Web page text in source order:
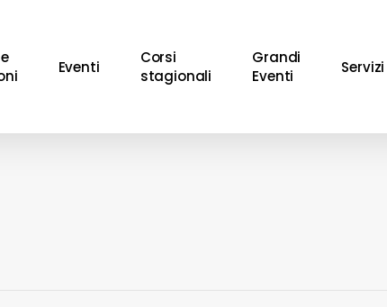
Eventi
Corsi
stagionali
Grandi
Eventi
Servizi